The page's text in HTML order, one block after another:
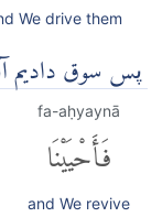
We drive them
پس سوق دادیم
fa-aḥyaynā
فَأَحْيَيْنَا
and We revive